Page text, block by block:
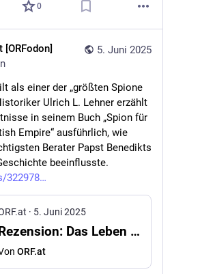
0
5. Juni 2025
[ORFodon]
als einer der „größten Spione
Ulrich L. Lehner erzählt
in seinem Buch „Spion für
Empire“ ausführlich, wie
Berater Papst Benedikts
beeinflusste.
322978
· 5. Juni 2025
Rezension: Das Leben eines Spions im Vatikan
ORF.at